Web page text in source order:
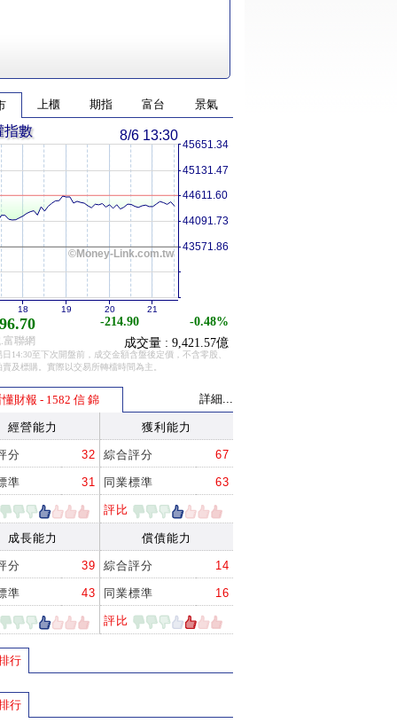
上櫃 期指 富台 景氣
©Money-Link.com.tw
8/6 13:30
-214.90
-0.48%
成交量 : 9,421.57億
指數
18 19 20 21
聯網
43571.86
44091.73
44611.60
45131.47
45651.34
14:30至下次開盤前，成交金額含盤後定價，不含零股、
及標購。實際以交易所轉檔時間為主。
懂財報 - 1582 信 錦 詳細...
經營能力 獲利能力
分 32 綜合評分 67
準 31 同業標準 63
評比
成長能力 償債能力
分 39 綜合評分 14
準 43 同業標準 16
評比
行
行